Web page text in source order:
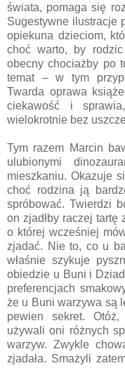
świata, pomaga się
Sugestywne ilustracje
opiekuna dzieciom,
choć warto, by
obecny chociażby po
temat – w tym
Twarda oprawa
ciekawość i
wielokrotnie bez
Tym razem Marcin
ulubionymi
mieszkaniu. Okazuje
choć rodzina ją
spróbować. Twierdzi
on zjadłby raczej tartę
o której wcześniej
zjadać. Nie to, co u
właśnie szykuje
obiedzie u Buni i
preferencjach
że u Buni warzywa są
pewien sekret.
używali oni różnych
warzyw. Zwykle
zjadała. Smażyli